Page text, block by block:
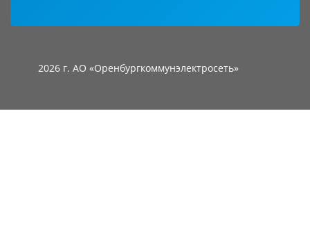
2026 г. АО «Оренбургкоммунэлектросеть»